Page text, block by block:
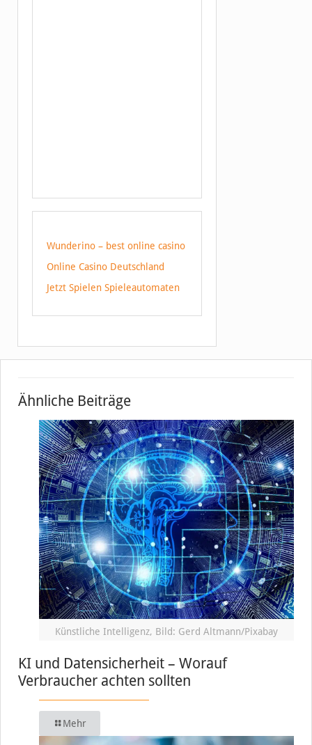
Wunderino – best online casino
Online Casino Deutschland
Jetzt Spielen Spieleautomaten
Ähnliche Beiträge
Künstliche Intelligenz, Bild: Gerd Altmann/Pixabay
KI und Datensicherheit – Worauf
Verbraucher achten sollten
Mehr